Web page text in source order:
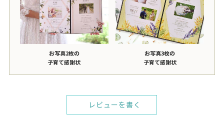
お写真2枚の
子育て感謝状
お写真3枚の
子育て感謝状
レビューを書く